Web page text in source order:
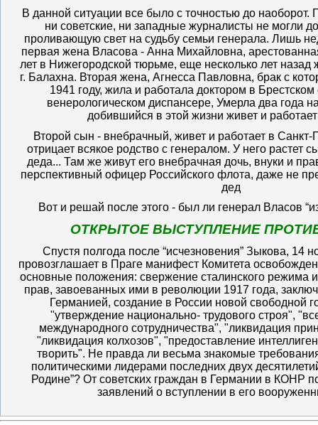
В данной ситуации все было с точностью до наоборот.
ни советские, ни западные журналисты не могли
проливающую свет на судьбу семьи генерала. Лишь
первая жена Власова - Анна Михайловна,
лет в Нижегородской тюрьме, еще несколько лет назад
г. Балахна. Вторая жена, Агнесса Павловна, брак с
1941 году, жила и работала доктором в
венерологическом диспансере, Умерла два года
добившийся в этой жизни живет и
Второй сын - внебрачный, живет и работает в Санкт-
отрицает всякое родство с генералом. У него растет
деда... Там же живут его внебрачная дочь, внуки и
перспективный офицер Российского флота, даже не
дед
Вот и решай после этого - был ли генерал Власов
ОТКРЫТОЕ ВЫСТУПЛЕНИЕ
Спустя полгода после “исчезновения” Зыкова, 14
провозглашает в Праге манифест Комитета
основные положения: свержение сталинского режима
прав, завоеванных ими в революции 1917 года,
Германией, создание в России новой свободной
"утверждение национально- трудового строя",
международного сотрудничества", "ликвидация
"ликвидация колхозов", "предоставление
творить". Не правда ли весьма знакомые
политическими лидерами последних двух
Родине”? От советских граждан в Германии в КОНР
заявлений о вступлении в его